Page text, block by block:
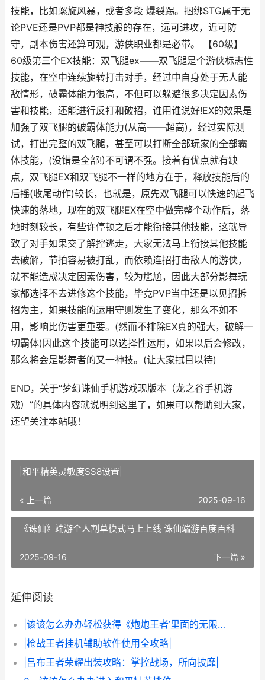
技能，比如螺旋风暴，或者多段 爆裂踢。捆绑STG属于无
论PVE还是PVP都是神技般的存在，远可进攻，近可防
守，副本伤害还算可观，游侠职业都是必带。 【60级】
60级第三个EX技能：双飞腿ex——双飞腿是个游侠标志性
技能，在空中连续旋转打击对手，经过中自身处于无人能
敌情形，破霸体能力很高，不但可以躲避很多决定因素伤
害和技能，还能进行反打和破招，谁用谁说好!EX的效果是
加强了双飞腿的破霸体能力(从高——超高)，经过实际测
试，打出完整的双飞腿，甚至可以打断全部玩家的全部霸
体技能，(没错是全部!)不可谓不强。接着有优点就有缺
点，双飞腿EX和双飞腿不一样的地方在于，释放技能后的
后摇(收尾动作)较长，也就是，原先双飞腿可以快速的起飞
快速的落地，现在的双飞腿EX在空中做完整个动作后，落
地时刻较长，有些许停顿之后才能衔接其他技能，这就导
致了对手如果交了解控逃走，大家无法马上衔接其他技能
去破解，节拍容易被打乱，而依赖连招打击敌人的游侠，
就不能造成决定因素伤害，较为尴尬，因此大部分影舞玩
家都选择不去进修这个技能，毕竟PVP当中还是以见招拆
招为主，如果技能的运用守则发生了变化，那么不如不
用，影响比伤害更重要。(然而不排除EX真的强大，破解一
切霸体)因此这个技能可以选择性运用，如果以后会修改，
那么将会是影舞者的又一神技。(让大家拭目以待)
END，关于“梦幻诛仙手机游戏现版本（龙之谷手机游
戏）”的具体内容就说明到这里了，如果可以帮助到大家，
还望关注本站哦！
|和平精英灵敏度SS8设置|
« 上一篇 2025-09-16
《诛仙》端游个人割草模式马上上线 诛仙端游百度百科
下一篇 »
2025-09-16
延伸阅读
|该该怎么办办轻松获得《炮炮王者’里面的无限金币和星星|
|枪战王者挂机辅助软件使用全攻略|
|吕布王者荣耀出装攻略：掌控战场，所向披靡|